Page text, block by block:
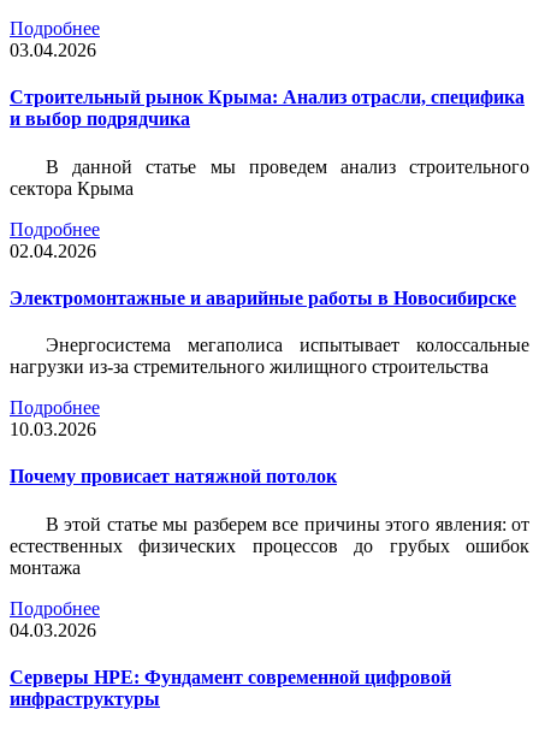
Подробнее
03.04.2026
Строительный рынок Крыма: Анализ отрасли, специфика
и выбор подрядчика
В данной статье мы проведем анализ строительного
сектора Крыма
Подробнее
02.04.2026
Электромонтажные и аварийные работы в Новосибирске
Энергосистема мегаполиса испытывает колоссальные
нагрузки из-за стремительного жилищного строительства
Подробнее
10.03.2026
Почему провисает натяжной потолок
В этой статье мы разберем все причины этого явления: от
естественных физических процессов до грубых ошибок
монтажа
Подробнее
04.03.2026
Серверы HPE: Фундамент современной цифровой
инфраструктуры